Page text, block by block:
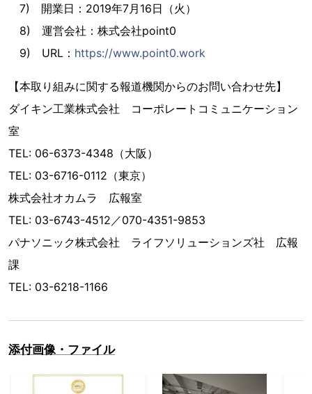
7) 開業日：2019年7月16日（火）
8) 運営会社：株式会社point0
9) URL： https://www.point0.work
【本取り組みに関する報道機関からのお問い合わせ先】
ダイキン工業株式会社 コーポレートコミュニケーション
室
TEL: 06-6373-4348（大阪）
TEL: 03-6716-0112（東京）
株式会社オカムラ 広報室
TEL: 03-6743-4512／070-4351-9853
パナソニック株式会社 ライフソリューションズ社 広報
課
TEL: 03-6218-1166
添付画像・ファイル